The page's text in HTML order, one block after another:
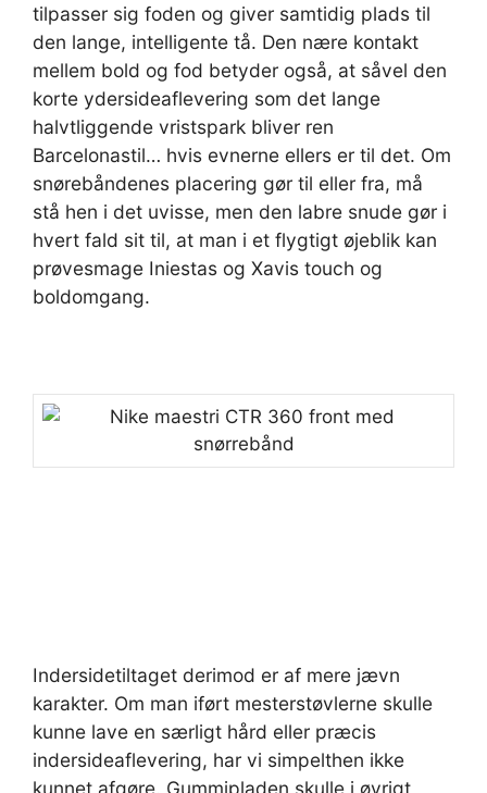
tilpasser sig foden og giver samtidig plads til
den lange, intelligente tå. Den nære kontakt
mellem bold og fod betyder også, at såvel den
korte ydersideaflevering som det lange
halvtliggende vristspark bliver ren
Barcelonastil… hvis evnerne ellers er til det. Om
snørebåndenes placering gør til eller fra, må
stå hen i det uvisse, men den labre snude gør i
hvert fald sit til, at man i et flygtigt øjeblik kan
prøvesmage Iniestas og Xavis touch og
boldomgang.
Indersidetiltaget derimod er af mere jævn
karakter. Om man iført mesterstøvlerne skulle
kunne lave en særligt hård eller præcis
indersideaflevering, har vi simpelthen ikke
kunnet afgøre. Gummipladen skulle i øvrigt